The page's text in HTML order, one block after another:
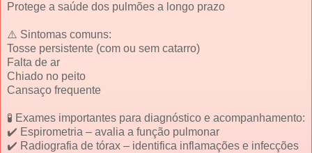
Protege a saúde dos pulmões a longo prazo
⚠️ Sintomas comuns:
Tosse persistente (com ou sem catarro)
Falta de ar
Chiado no peito
Cansaço frequente
🧪 Exames importantes para diagnóstico e acompanhamento:
✔️ Espirometria – avalia a função pulmonar
✔️ Radiografia de tórax – identifica inflamações e infecções